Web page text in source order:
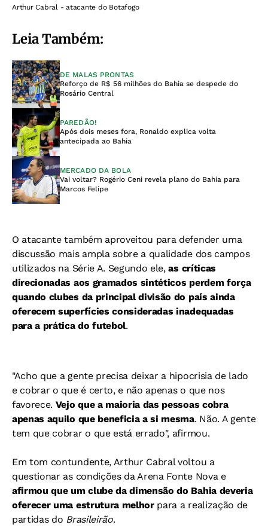
Arthur Cabral - atacante do Botafogo
Leia Também:
DE MALAS PRONTAS
Reforço de R$ 56 milhões do Bahia se despede do
Rosário Central
PAREDÃO!
Após dois meses fora, Ronaldo explica volta
antecipada ao Bahia
MERCADO DA BOLA
Vai voltar? Rogério Ceni revela plano do Bahia para
Marcos Felipe
O atacante também aproveitou para defender uma
discussão mais ampla sobre a qualidade dos campos
utilizados na Série A. Segundo ele,as críticas
direcionadas aos gramados sintéticos perdem força
quando clubes da principal divisão do país ainda
oferecem superfícies consideradas inadequadas
para a prática do futebol.
"Acho que a gente precisa deixar a hipocrisia de lado
e cobrar o que é certo, e não apenas o que nos
favorece. Vejo que a maioria das pessoas cobra
apenas aquilo que beneficia a si mesma. Não. A gente
tem que cobrar o que está errado", afirmou.
Em tom contundente, Arthur Cabral voltou a
questionar as condições da Arena Fonte Nova e
afirmou que um clube da dimensão do Bahia deveria
oferecer uma estrutura melhorpara a realização de
partidas do Brasileirão.